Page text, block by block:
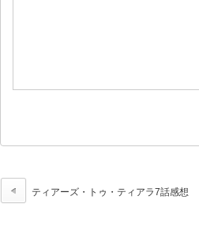
ティアーズ・トゥ・ティアラ7話感想